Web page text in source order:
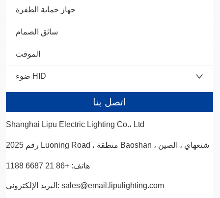
جهاز حماية الطفرة
سائق الصمام
الموقت
ضوء HID
اتصل بنا
Shanghai Lipu Electric Lighting Co.، Ltd
رقم 2025 Luoning Road ، منطقة Baoshan ، شنغهاي ، الصين
هاتف: +86 21 6687 1188
البريد الإلكتروني: sales@email.lipulighting.com